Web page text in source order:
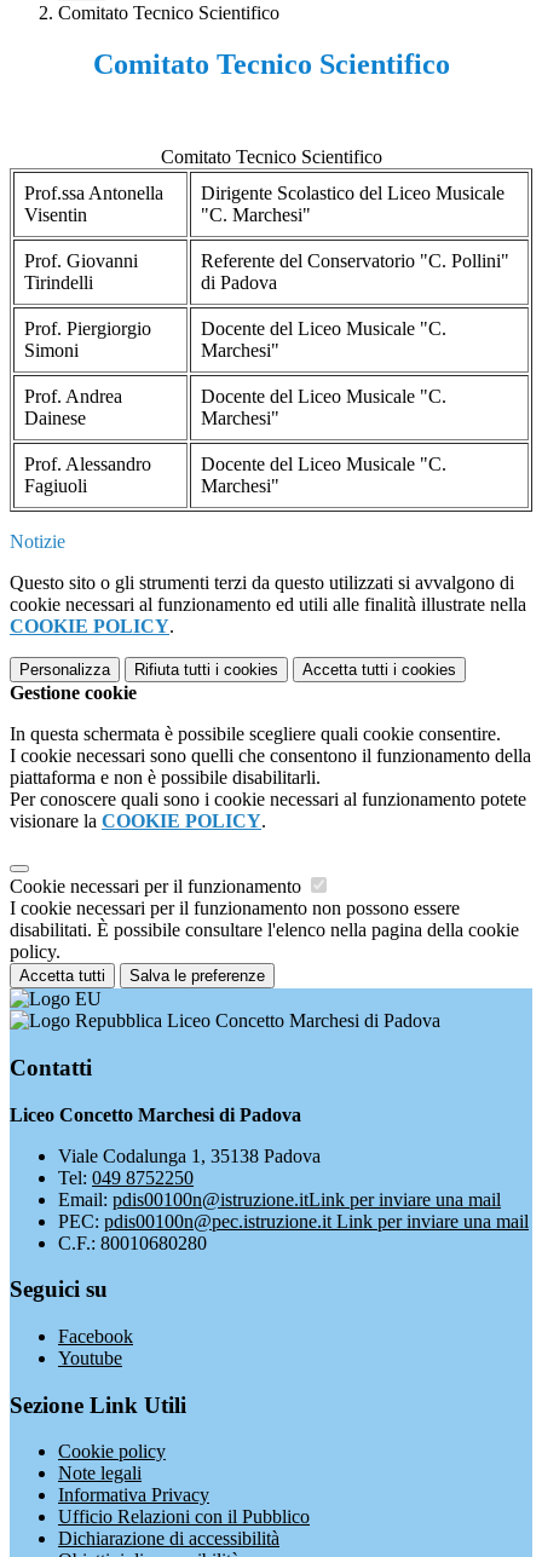
Comitato Tecnico Scientifico
Comitato Tecnico Scientifico
Comitato Tecnico Scientifico
Prof.ssa Antonella
Visentin
Dirigente Scolastico del Liceo Musicale
"C. Marchesi"
Prof. Giovanni
Tirindelli
Referente del Conservatorio "C. Pollini"
di Padova
Prof. Piergiorgio
Simoni
Docente del Liceo Musicale "C.
Marchesi"
Prof. Andrea
Dainese
Docente del Liceo Musicale "C.
Marchesi"
Prof. Alessandro
Fagiuoli
Docente del Liceo Musicale "C.
Marchesi"
Notizie
Questo sito o gli strumenti terzi da questo utilizzati si avvalgono di
cookie necessari al funzionamento ed utili alle finalità illustrate nella
COOKIE POLICY.
Personalizza Rifiuta tutti i cookies Accetta tutti i cookies
Gestione cookie
In questa schermata è possibile scegliere quali cookie consentire.
I cookie necessari sono quelli che consentono il funzionamento della
piattaforma e non è possibile disabilitarli.
Per conoscere quali sono i cookie necessari al funzionamento potete
visionare la COOKIE POLICY.
Cookie necessari per il funzionamento
I cookie necessari per il funzionamento non possono essere
disabilitati. È possibile consultare l'elenco nella pagina della cookie
policy.
Accetta tutti Salva le preferenze
Liceo Concetto Marchesi di Padova
Contatti
Liceo Concetto Marchesi di Padova
Viale Codalunga 1, 35138 Padova
Tel: 049 8752250
Email: pdis00100n@istruzione.itLink per inviare una mail
PEC: pdis00100n@pec.istruzione.it Link per inviare una mail
C.F.: 80010680280
Seguici su
Facebook
Youtube
Sezione Link Utili
Cookie policy
Note legali
Informativa Privacy
Ufficio Relazioni con il Pubblico
Dichiarazione di accessibilità